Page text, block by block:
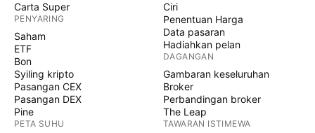
Carta Super
PENYARING
Saham
ETF
Bon
Syiling kripto
Pasangan CEX
Pasangan DEX
Pine
PETA SUHU
Ciri
Penentuan Harga
Data pasaran
Hadiahkan pelan
DAGANGAN
Gambaran keseluruhan
Broker
Perbandingan broker
The Leap
TAWARAN ISTIMEWA